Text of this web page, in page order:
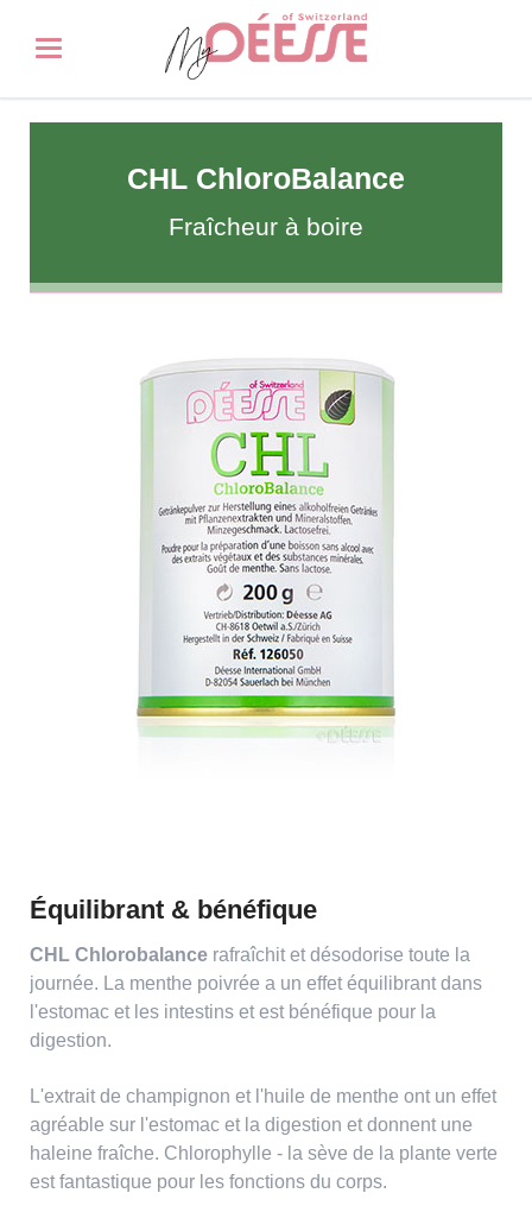
CHL ChloroBalance
Fraîcheur à boire
Équilibrant & bénéfique
CHL Chlorobalance rafraîchit et désodorise toute la
journée. La menthe poivrée a un effet équilibrant dans
l'estomac et les intestins et est bénéfique pour la
digestion.
L'extrait de champignon et l'huile de menthe ont un effet
agréable sur l'estomac et la digestion et donnent une
haleine fraîche. Chlorophylle - la sève de la plante verte
est fantastique pour les fonctions du corps.